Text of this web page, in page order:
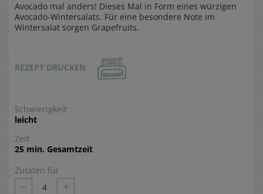
Avocado mal anders! Dieses Mal in Form eines würzigen
Avocado-Wintersalats. Für eine besondere Note im
Wintersalat sorgen Grapefruits.
REZEPT DRUCKEN
Schwierigkeit
leicht
Zeit
25 min. Gesamtzeit
Zutaten für
– 4 +